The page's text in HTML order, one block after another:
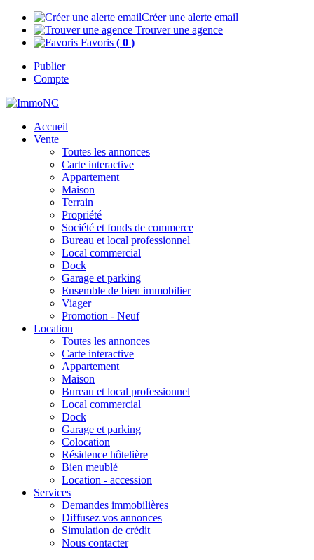
Créer une alerte email
Trouver une agence
Favoris ( 0 )
Publier
Compte
Accueil
Vente
Toutes les annonces
Carte interactive
Appartement
Maison
Terrain
Propriété
Société et fonds de commerce
Bureau et local professionnel
Local commercial
Dock
Garage et parking
Ensemble de bien immobilier
Viager
Promotion - Neuf
Location
Toutes les annonces
Carte interactive
Appartement
Maison
Bureau et local professionnel
Local commercial
Dock
Garage et parking
Colocation
Résidence hôtelière
Bien meublé
Location - accession
Services
Demandes immobilières
Diffusez vos annonces
Simulation de crédit
Nous contacter